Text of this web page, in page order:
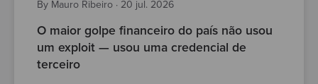
By Mauro Ribeiro · 20 jul. 2026
O maior golpe financeiro do país não usou
um exploit — usou uma credencial de
terceiro